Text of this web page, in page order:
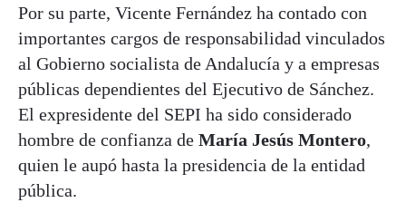
Por su parte, Vicente Fernández ha contado con
importantes cargos de responsabilidad vinculados
al Gobierno socialista de Andalucía y a empresas
públicas dependientes del Ejecutivo de Sánchez.
El expresidente del SEPI ha sido considerado
hombre de confianza de María Jesús Montero,
quien le aupó hasta la presidencia de la entidad
pública.